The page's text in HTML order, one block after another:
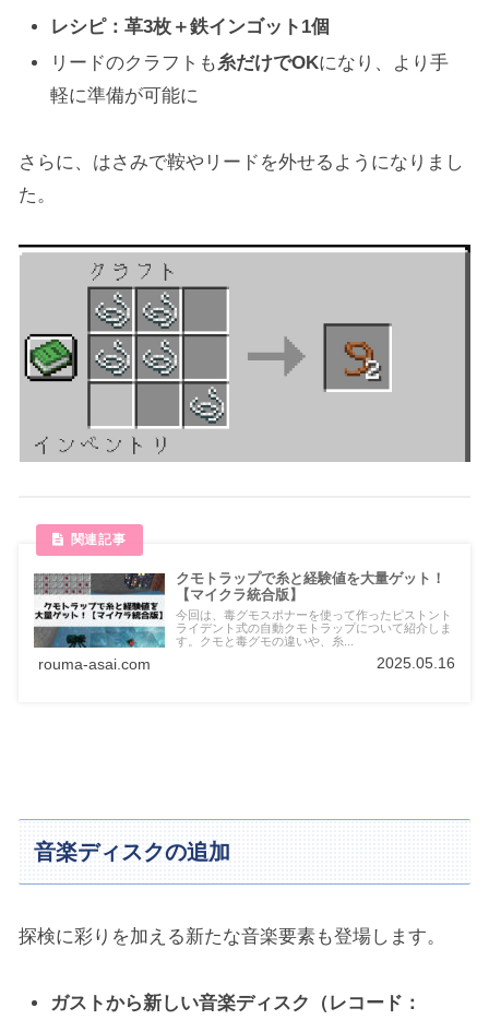
レシピ：革3枚＋鉄インゴット1個
リードのクラフトも糸だけでOKになり、より手
軽に準備が可能に
さらに、はさみで鞍やリードを外せるようになりまし
た。
クモトラップで糸と経験値を大量ゲット！
【マイクラ統合版】
今回は、毒グモスポナーを使って作ったピストント
ライデント式の自動クモトラップについて紹介しま
す。クモと毒グモの違いや、糸...
rouma-asai.com 2025.05.16
音楽ディスクの追加
探検に彩りを加える新たな音楽要素も登場します。
ガストから新しい音楽ディスク（レコード：